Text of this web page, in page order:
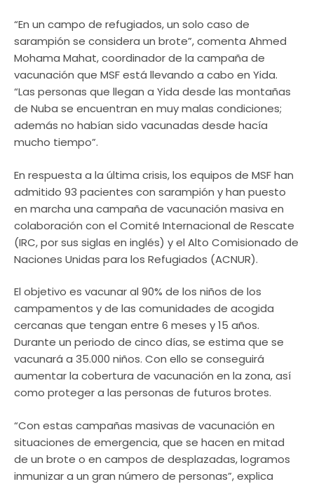
“En un campo de refugiados, un solo caso de
sarampión se considera un brote”, comenta Ahmed
Mohama Mahat, coordinador de la campaña de
vacunación que MSF está llevando a cabo en Yida.
“Las personas que llegan a Yida desde las montañas
de Nuba se encuentran en muy malas condiciones;
además no habían sido vacunadas desde hacía
mucho tiempo”.
En respuesta a la última crisis, los equipos de MSF han
admitido 93 pacientes con sarampión y han puesto
en marcha una campaña de vacunación masiva en
colaboración con el Comité Internacional de Rescate
(IRC, por sus siglas en inglés) y el Alto Comisionado de
Naciones Unidas para los Refugiados (ACNUR).
El objetivo es vacunar al 90% de los niños de los
campamentos y de las comunidades de acogida
cercanas que tengan entre 6 meses y 15 años.
Durante un periodo de cinco días, se estima que se
vacunará a 35.000 niños. Con ello se conseguirá
aumentar la cobertura de vacunación en la zona, así
como proteger a las personas de futuros brotes.
“Con estas campañas masivas de vacunación en
situaciones de emergencia, que se hacen en mitad
de un brote o en campos de desplazadas, logramos
inmunizar a un gran número de personas”, explica